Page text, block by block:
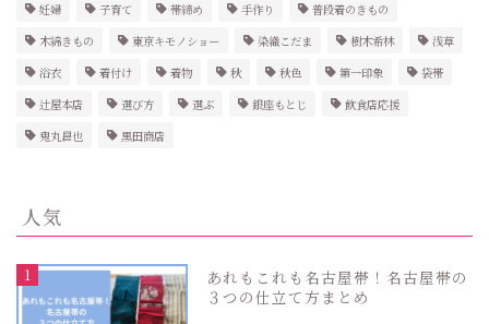
妊婦
子育て 帯締め 手作り
普段着のきもの
木綿きもの
東京キモノショー 染織こだま 樹木希林
浅草
浴衣
着付け 着物 秋 秋色 第一印象
袋帯
辻屋本店
選び方 選ぶ 銀座もとじ
飲食店応援
鬼丸昌也
黒田商店
人気
1
あれもこれも名古屋帯！名古屋帯の
３つの仕立て方まとめ